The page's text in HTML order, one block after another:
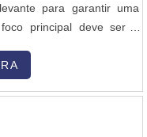
para garantir uma
principal deve ser a
SOBRE O SERVIÇOA